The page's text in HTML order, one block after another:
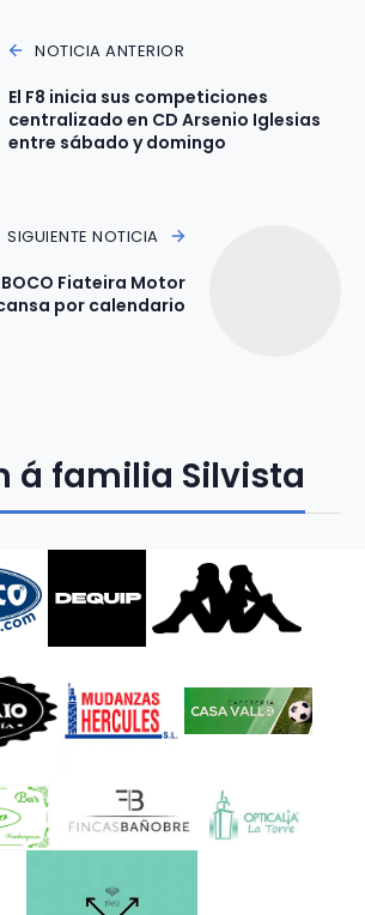
NOTICIA ANTERIOR
El F8 inicia sus competiciones
centralizado en CD Arsenio Iglesias
entre sábado y domingo
SIGUIENTE NOTICIA
Fiateira Motor
por calendario
á familia Silvista